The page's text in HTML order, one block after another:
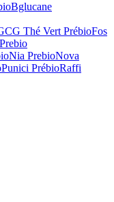
Bglucane
Thé Vert PrébioFos
Nia PrebioNova
Punici PrébioRaffi